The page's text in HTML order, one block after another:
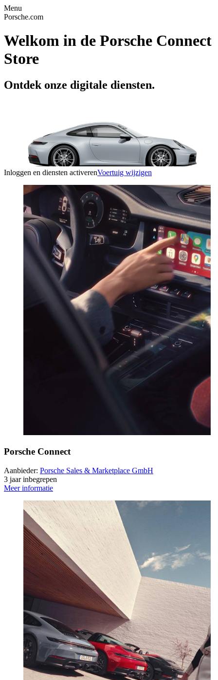
Menu
Porsche.com
Welkom in de Porsche Connect
Store
Ontdek onze digitale diensten.
Inloggen en diensten activerenVoertuig wijzigen
Porsche Connect
Aanbieder: Porsche Sales & Marketplace GmbH
3 jaar inbegrepen
Meer informatie